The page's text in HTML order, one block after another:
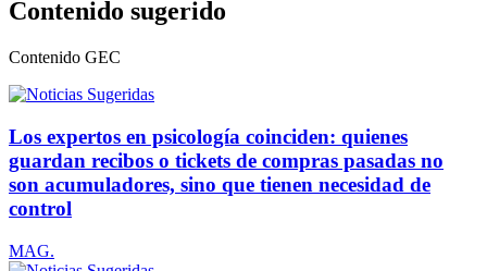
Contenido sugerido
Contenido GEC
Los expertos en psicología coinciden: quienes
guardan recibos o tickets de compras pasadas no
son acumuladores, sino que tienen necesidad de
control
MAG.